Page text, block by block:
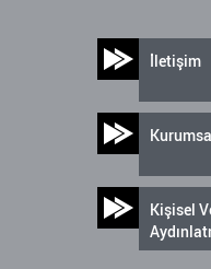
İletişim
Kişisel